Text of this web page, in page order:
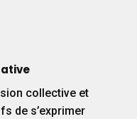
collective et
de s’exprimer